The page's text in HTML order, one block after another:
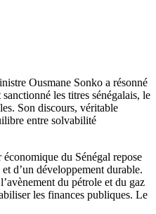
Ousmane Sonko a résonné
les titres sénégalais, le
Son discours, véritable
entre solvabilité
économique du Sénégal repose
d’un développement durable.
du pétrole et du gaz
les finances publiques. Le